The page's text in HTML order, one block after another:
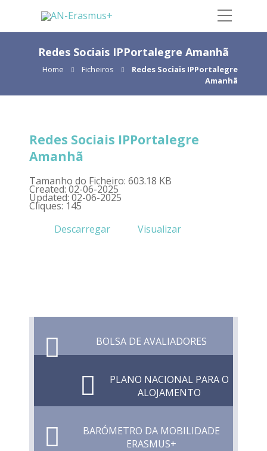
Redes Sociais IPPortalegre Amanhã
Home Ficheiros
Redes Sociais IPPortalegre
Amanhã
Redes Sociais IPPortalegre
Amanhã
Tamanho do Ficheiro: 603.18 KB
Created: 02-06-2025
Updated: 02-06-2025
Cliques: 145
Descarregar
Visualizar
BOLSA DE AVALIADORES
PLANO NACIONAL PARA O
ALOJAMENTO
BARÓMETRO DA MOBILIDADE
ERASMUS+